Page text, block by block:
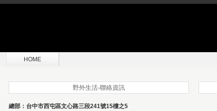
HOME
野外生活-聯絡資訊
總部：台中市西屯區文心路三段241號15樓之5